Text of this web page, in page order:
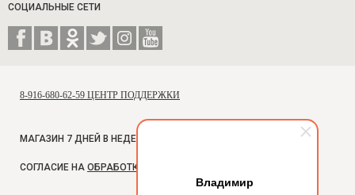
Владимир
СОЦИАЛЬНЫЕ СЕТИ
8-916-680-62-59 ЦЕНТР ПОДДЕРЖКИ
МАГАЗИН 7 ДНЕЙ В НЕДЕЛЮ, С 10 ДО 18
СОГЛАСИЕ НА ОБРАБОТКУ ПЕРСОНАЛЬНЫХ ДАННЫХ